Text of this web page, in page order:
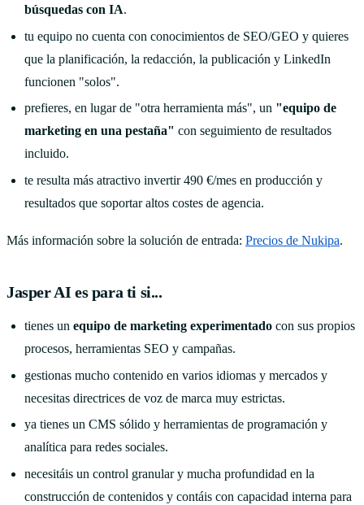
búsquedas con IA.
tu equipo no cuenta con conocimientos de SEO/GEO y quieres
que la planificación, la redacción, la publicación y LinkedIn
funcionen "solos".
prefieres, en lugar de "otra herramienta más", un "equipo de
marketing en una pestaña" con seguimiento de resultados
incluido.
te resulta más atractivo invertir 490 €/mes en producción y
resultados que soportar altos costes de agencia.
Más información sobre la solución de entrada: Precios de Nukipa.
Jasper AI es para ti si...
tienes unequipo de marketing experimentado con sus propios
procesos, herramientas SEO y campañas.
gestionas mucho contenido en varios idiomas y mercados y
necesitas directrices de voz de marca muy estrictas.
ya tienes un CMS sólido y herramientas de programación y
analítica para redes sociales.
necesitáis un control granular y mucha profundidad en la
construcción de contenidos y contáis con capacidad interna para